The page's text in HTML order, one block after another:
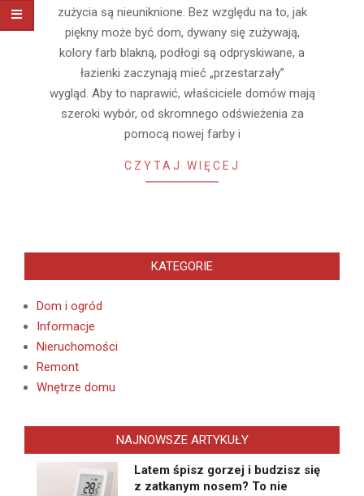
zużycia są nieuniknione. Bez względu na to, jak
piękny może być dom, dywany się zużywają,
kolory farb blakną, podłogi są odpryskiwane, a
łazienki zaczynają mieć „przestarzały”
wygląd. Aby to naprawić, właściciele domów mają
szeroki wybór, od skromnego odświeżenia za
pomocą nowej farby i
CZYTAJ WIĘCEJ
KATEGORIE
Dom i ogród
Informacje
Nieruchomości
Remont
Wnętrze domu
NAJNOWSZE ARTYKUŁY
Latem śpisz gorzej i budzisz się
z zatkanym nosem? To nie